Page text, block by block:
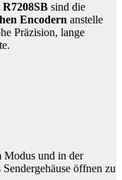
sind die
Encodern anstelle
Präzision, lange
Modus und in der
öffnen zu